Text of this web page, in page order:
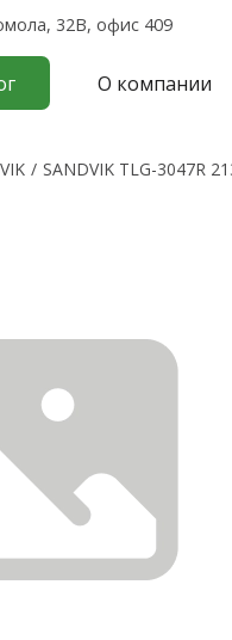
32В, офис 409
О компании
SANDVIK TLG-3047R